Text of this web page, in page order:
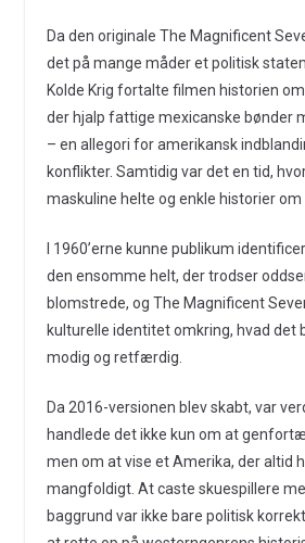
Da den originale The Magnificent
det på mange måder et politisk
Kolde Krig fortalte filmen historien
der hjalp fattige mexicanske bønder
– en allegori for amerikansk
konflikter. Samtidig var det en tid,
maskuline helte og enkle historier om
I 1960’erne kunne publikum
den ensomme helt, der trodser
blomstrede, og The Magnificent
kulturelle identitet omkring, hvad det
modig og retfærdig.
Da 2016-versionen blev skabt, var
handlede det ikke kun om at
men om at vise et Amerika, der altid
mangfoldigt. At caste skuespillere
baggrund var ikke bare politisk